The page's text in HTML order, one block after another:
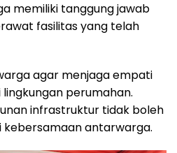
memiliki tanggung jawab
fasilitas yang telah
agar menjaga empati
perumahan.
infrastruktur tidak boleh
kebersamaan antarwarga.